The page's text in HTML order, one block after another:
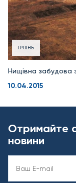
ІРПІНЬ
Нищівна забудова
10.04.2015
Отримайте
новини